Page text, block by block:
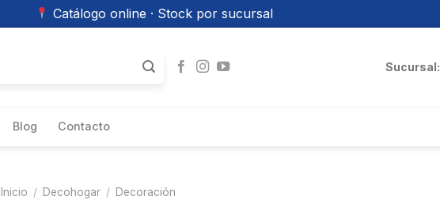
Catálogo online · Stock por sucursal
Sucursal:
Blog Contacto
Inicio / Decohogar / Decoración